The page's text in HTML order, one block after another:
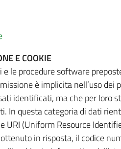
E COOKIE
le procedure software
è implicita nell’uso
identificati, ma che per loro
In questa categoria di dati
URI (Uniform Resource
in risposta, il codice